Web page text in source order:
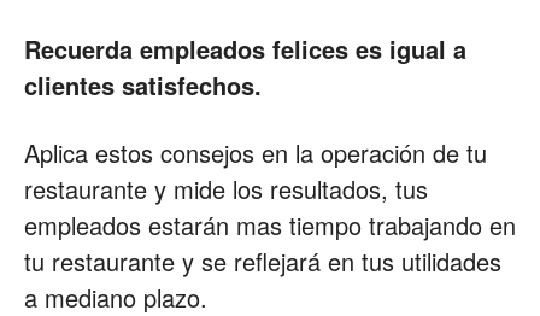
Recuerda empleados felices es igual a
clientes satisfechos.
Aplica estos consejos en la operación de tu
restaurante y mide los resultados, tus
empleados estarán mas tiempo trabajando en
tu restaurante y se reflejará en tus utilidades
a mediano plazo.